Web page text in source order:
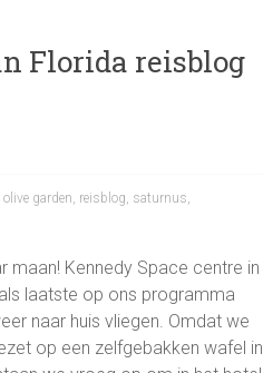
Florida reisblog
olive garden, reisblog, saturnus,
maan! Kennedy Space centre in
laatste op ons programma
naar huis vliegen. Omdat we
op een zelfgebakken wafel in